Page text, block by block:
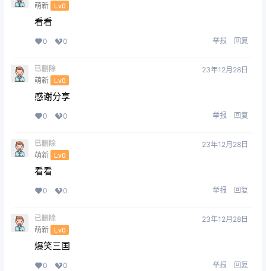
萌新 Lv0
看看
0 0 举报 回复
已删除
萌新 Lv0
23年12月28日
感谢分享
0 0 举报 回复
已删除
萌新 Lv0
23年12月28日
看看
0 0 举报 回复
已删除
萌新 Lv0
23年12月28日
爆笑三国
0 0 举报 回复